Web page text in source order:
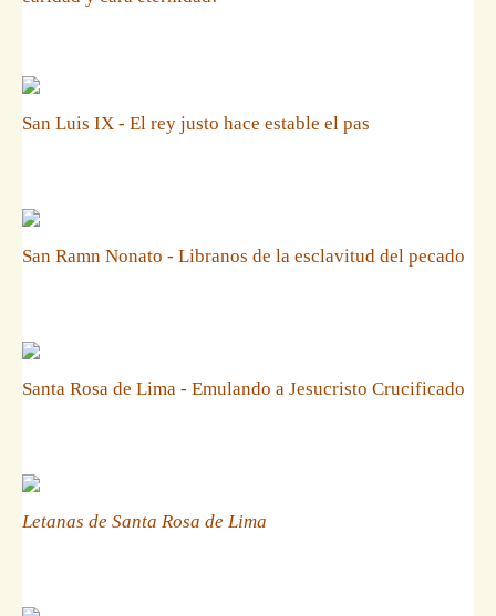
San Luis IX - El rey justo hace estable el pas
San Ramn Nonato - Libranos de la esclavitud del pecado
Santa Rosa de Lima - Emulando a Jesucristo Crucificado
Letanas de Santa Rosa de Lima